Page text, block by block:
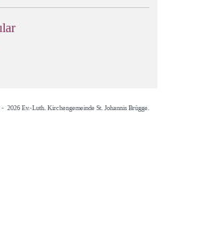
2026 Ev.-Luth. Kirchengemeinde St. Johannis Brügge.